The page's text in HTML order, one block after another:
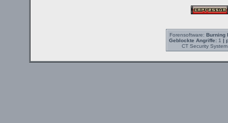
Forensoftware: Burning
Geblockte Angriffe:1 |
CT Security